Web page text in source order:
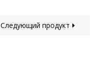
Следующий продукт